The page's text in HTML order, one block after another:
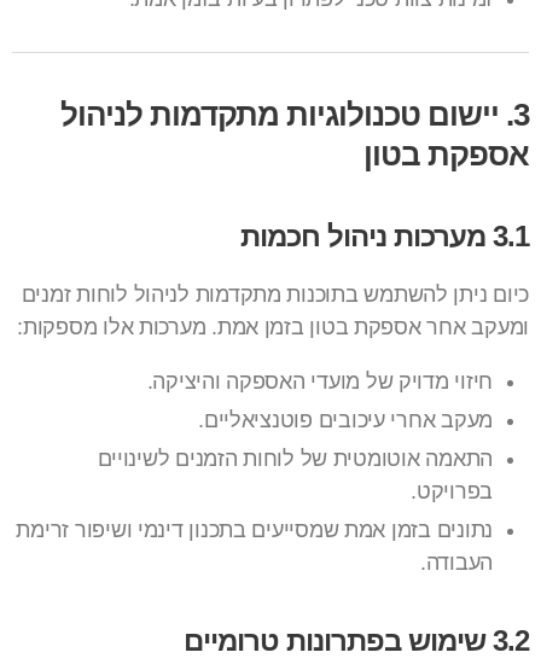
3. יישום טכנולוגיות מתקדמות לניהול
אספקת בטון
3.1 מערכות ניהול חכמות
כיום ניתן להשתמש בתוכנות מתקדמות לניהול לוחות זמנים
ומעקב אחר אספקת בטון בזמן אמת. מערכות אלו מספקות:
חיזוי מדויק של מועדי האספקה והיציקה.
מעקב אחרי עיכובים פוטנציאליים.
התאמה אוטומטית של לוחות הזמנים לשינויים
בפרויקט.
נתונים בזמן אמת שמסייעים בתכנון דינמי ושיפור זרימת
העבודה.
3.2 שימוש בפתרונות טרומיים